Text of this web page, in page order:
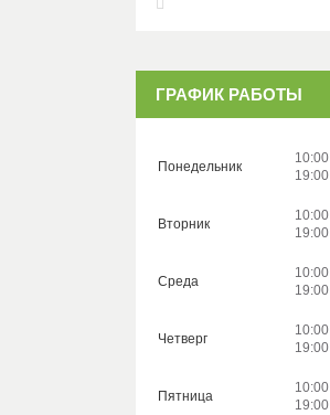
ГРАФИК РАБОТЫ
Понедельник
10:00
19:00
Вторник
10:00
19:00
Среда
10:00
19:00
Четверг
10:00
19:00
Пятница
10:00
19:00